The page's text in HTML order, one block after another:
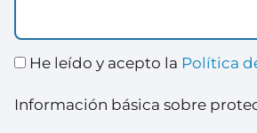
He leído y acepto la Política
Información básica sobre